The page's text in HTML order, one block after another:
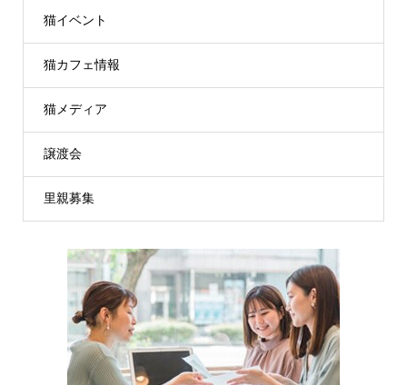
猫イベント
猫カフェ情報
猫メディア
譲渡会
里親募集